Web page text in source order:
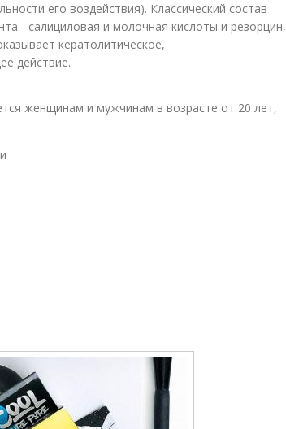
его воздействия). Классический состав
- салициловая и молочная кислоты и резорцин,
кератолитическое,
действие.
женщинам и мужчинам в возрасте от 20 лет,